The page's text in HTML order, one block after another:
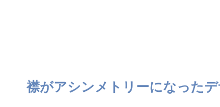
襟がアシンメトリーになった